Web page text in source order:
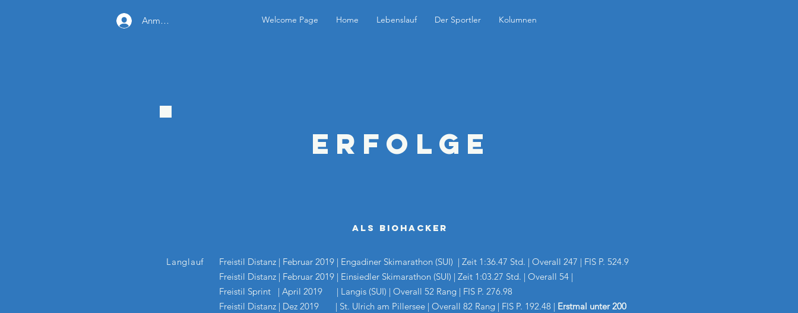
Anmelden Welcome Page Home Lebenslauf Der Sportler Kolumnen
Erfolge
Als Biohacker
Langlauf
Freistil Distanz | Februar 2019 | Engadiner Skimarathon (SUI) | Zeit 1:36.47 Std. | Overall 247 | FIS P. 524.9
Freistil Distanz | Februar 2019 | Einsiedler Skimarathon (SUI) | Zeit 1:03.27 Std. | Overall 54 |
Freistil Sprint | April 2019 | Langis (SUI) | Overall 52 Rang | FIS P. 276.98
Freistil Distanz | Dez 2019 | St. Ulrich am Pillersee | Overall 82 Rang | FIS P. 192.48 | Erstmal unter 200